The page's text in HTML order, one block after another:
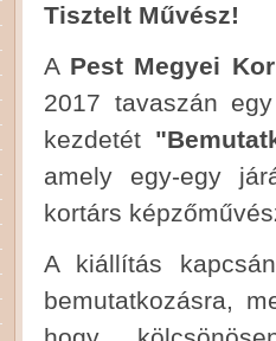
Tisztelt Művész!
A Pest Megyei
2017 tavaszán
kezdetét
amely egy-egy
kortárs
A kiállítás
bemutatkozásra,